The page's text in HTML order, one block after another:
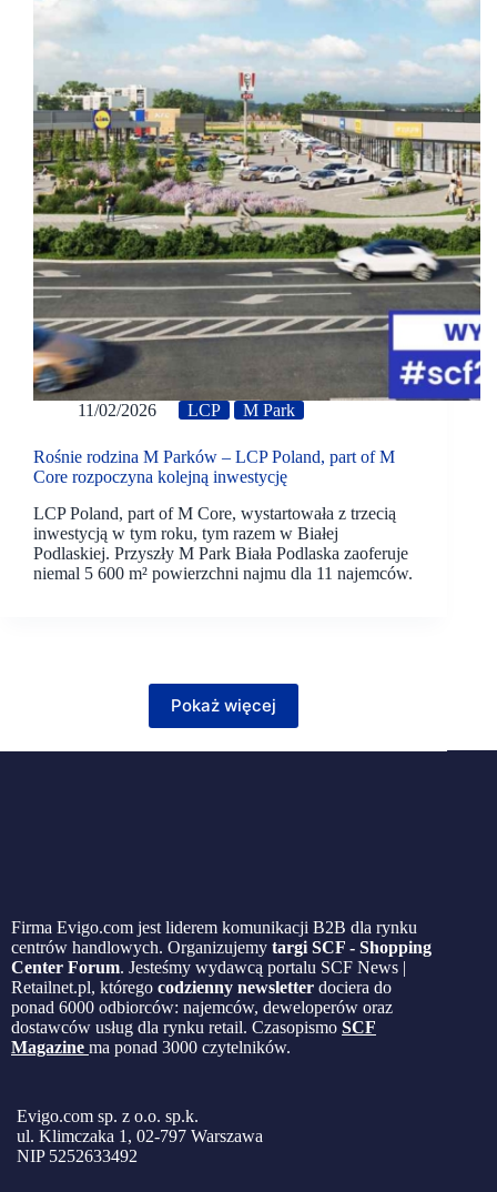
11/02/2026 LCP M Park
Rośnie rodzina M Parków – LCP Poland, part of M
Core rozpoczyna kolejną inwestycję
LCP Poland, part of M Core, wystartowała z trzecią
inwestycją w tym roku, tym razem w Białej
Podlaskiej. Przyszły M Park Biała Podlaska zaoferuje
niemal 5 600 m² powierzchni najmu dla 11 najemców.
Pokaż więcej
Firma Evigo.com jest liderem komunikacji B2B dla rynku
centrów handlowych. Organizujemy targi SCF - Shopping
Center Forum. Jesteśmy wydawcą portalu SCF News |
Retailnet.pl, którego codzienny newsletter dociera do
ponad 6000 odbiorców: najemców, deweloperów oraz
dostawców usług dla rynku retail. Czasopismo SCF
Magazine ma ponad 3000 czytelników.
Evigo.com sp. z o.o. sp.k.
ul. Klimczaka 1, 02-797 Warszawa
NIP 5252633492